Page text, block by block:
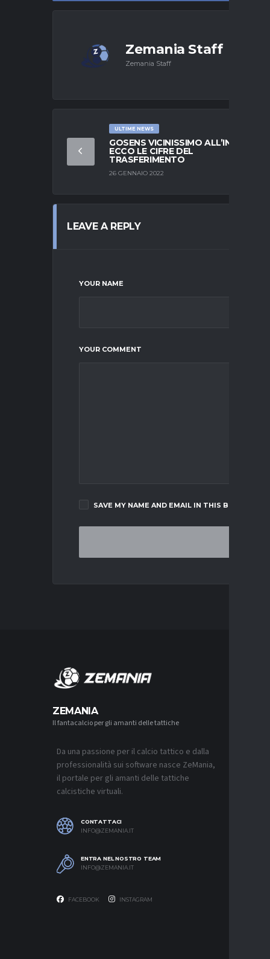
Zemania Staff
Zemania Staff
ULTIME NEWS
GOSENS VICINISSIMO ALL’INTER:
ECCO LE CIFRE DEL
TRASFERIMENTO
26 GENNAIO 2022
LEAVE A REPLY
YOUR NAME
YOUR COMMENT
SAVE MY NAME AND EMAIL IN THIS BROWSER
ZEMANIA
Il fantacalcio per gli amanti delle tattiche
Da una passione per il calcio tattico e dalla
professionalità sui software nasce ZeMania,
il portale per gli amanti delle tattiche
calcistiche virtuali.
CONTATTACI
INFO@ZEMANIA.IT
ENTRA NEL NOSTRO TEAM
INFO@ZEMANIA.IT
FACEBOOK INSTAGRAM